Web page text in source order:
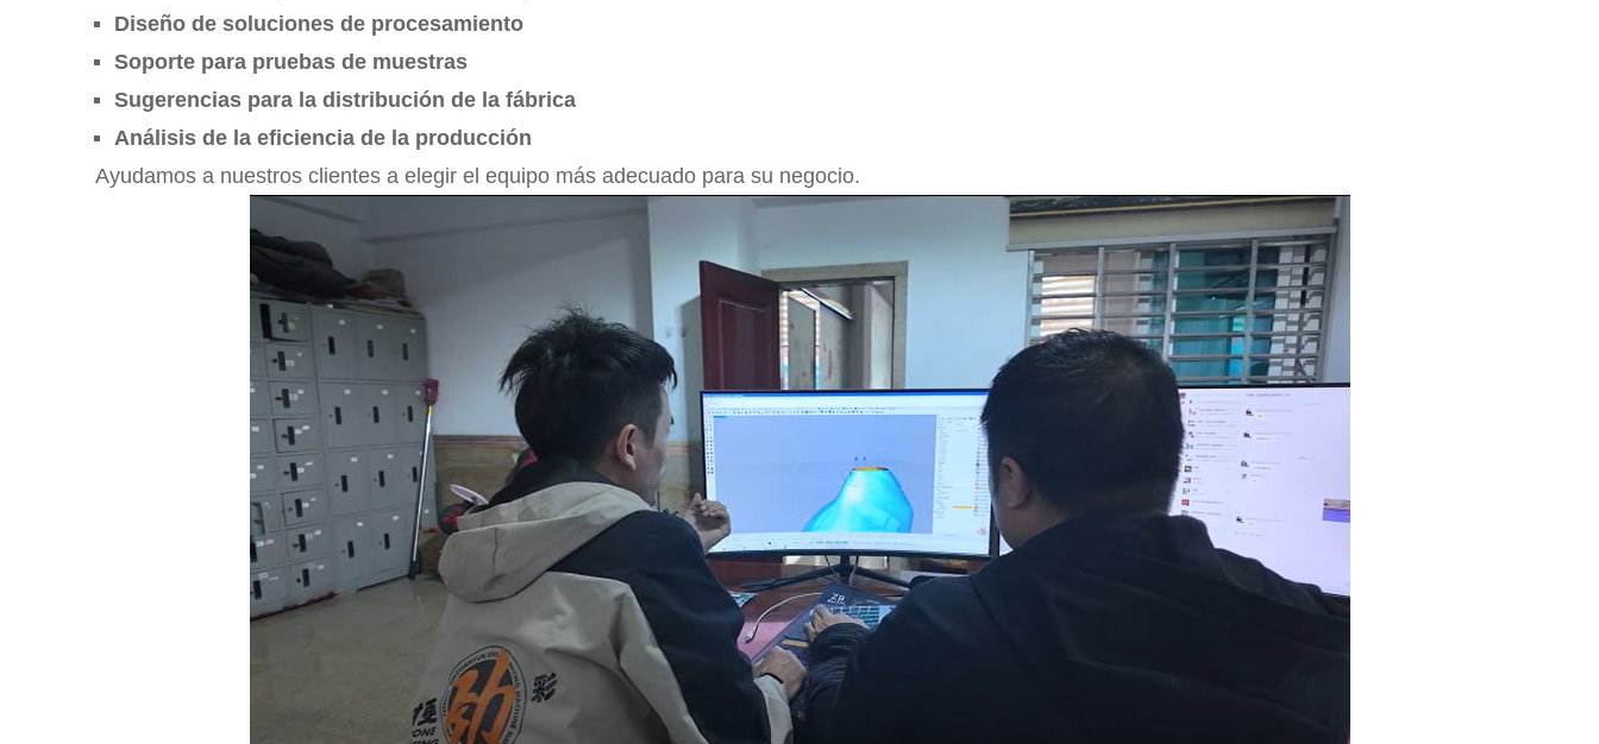
Diseño de soluciones de procesamiento
Soporte para pruebas de muestras
Sugerencias para la distribución de la fábrica
Análisis de la eficiencia de la producción
Ayudamos a nuestros clientes a elegir el equipo más adecuado para su negocio.